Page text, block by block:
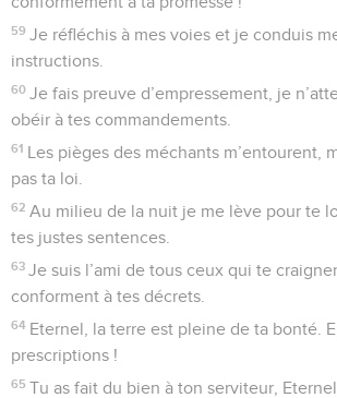
59 Je réfléchis à mes voies et je conduis
instructions.
60 Je fais preuve d’empressement, je
obéir à tes commandements.
61 Les pièges des méchants m’entourent,
pas ta loi.
62 Au milieu de la nuit je me lève pour te
tes justes sentences.
63 Je suis l’ami de tous ceux qui te
conforment à tes décrets.
64 Eternel, la terre est pleine de ta bonté.
prescriptions !
65 Tu as fait du bien à ton serviteur,